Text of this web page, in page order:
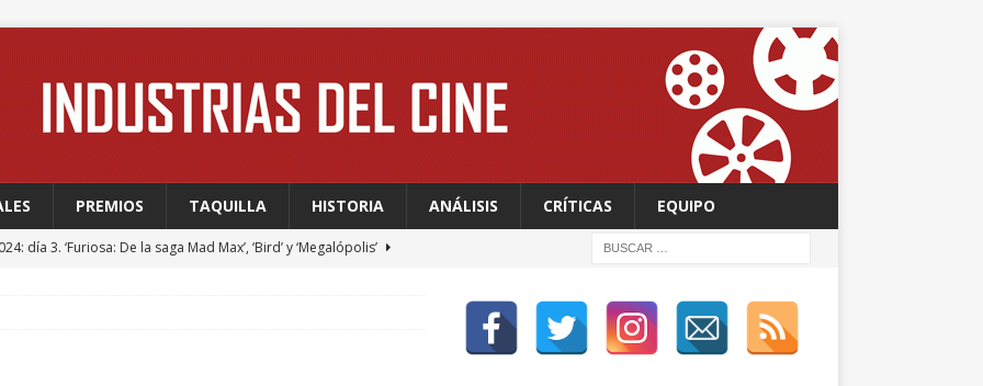
PREMIOS TAQUILLA HISTORIA ANÁLISIS CRÍTICAS EQUIPO
día 3. ‘Furiosa: De la saga Mad Max’, ‘Bird’ y ‘Megalópolis’